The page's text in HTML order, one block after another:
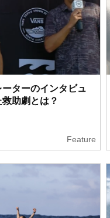
ターのインタビュ
助劇とは？
Feature